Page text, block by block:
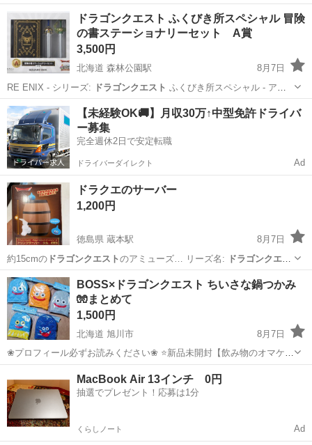
バラ売り可 一体500円（定価） かなりかぶったので出品します。 よ
ろしくお願いします。
岡山 倉敷市 球場前駅 フィギュア ドラゴンクエスト
ドラゴンクエスト ふくびき所スペシャル 冒険
の書ステーショナリーセット A賞
3,500円
北海道 森林公園駅
8月7日
RE ENIX - シリーズ: ドラゴンクエスト ふくびき所スペシャル - ア
イ…
北海道 札幌市 森林公園駅 フィギュア ドラゴンクエスト
【未経験OK🚚】月収30万↑中型免許ドライバ
ー募集
完全週休2日で安定転職
ドライバーダイレクト Ad
ドラクエのサーバー
1,200円
徳島県 蔵本駅
8月7日
約15cmのドラゴンクエストのアミューズ… リーズ名: ドラゴンクエス
トアミューズ…
徳島 徳島市 食器 サーバー
BOSS×ドラゴンクエスト ちいさな鍋つかみ
🧤まとめて
1,500円
北海道 旭川市
8月7日
❀プロフィール必ずお読みください❀ ⭐️新品未開封【飲み物のオマケ】
⭐️5つまとめて♪
ノベルティグッズ ドラゴンクエスト
MacBook Air 13インチ 0円
抽選でプレゼント！応募は1分
くらしノート Ad